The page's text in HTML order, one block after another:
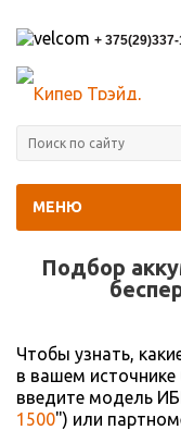
+
МЕНЮ
Подбор
Чтобы узнать,
в вашем источнике
введите модель
1500") или